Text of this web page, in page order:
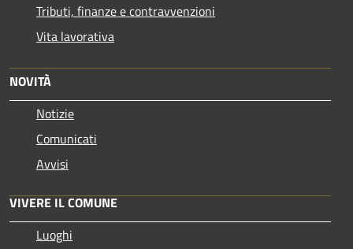
Tributi, finanze e contravvenzioni
Vita lavorativa
NOVITÀ
Notizie
Comunicati
Avvisi
VIVERE IL COMUNE
Luoghi